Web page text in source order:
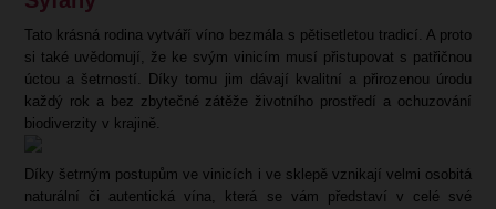
Tato krásná rodina vytváří víno bezmála s pětisetletou tradicí. A proto
si také uvědomují, že ke svým vinicím musí přistupovat s patřičnou
úctou a šetrností. Díky tomu jim dávají kvalitní a přirozenou úrodu
každý rok a bez zbytečné zátěže životního prostředí a ochuzování
biodiverzity v krajině.
Díky šetrným postupům ve vinicích i ve sklepě vznikají velmi osobitá
naturální či autentická vína, která se vám představí v celé své